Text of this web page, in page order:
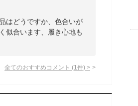
はどうですか、色合いが
似合います、履き心地も
全てのおすすめコメント (1 件) >